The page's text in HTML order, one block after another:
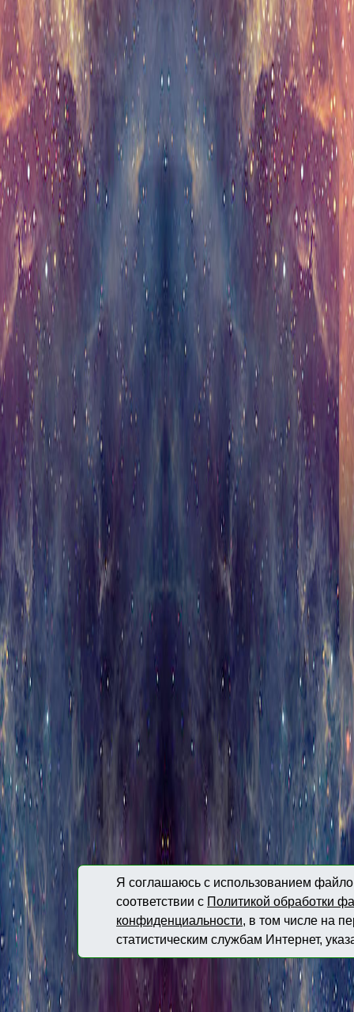
Я соглашаюсь с использованием
соответствии с Политикой обработки
конфиденциальности, в том числе на
статистическим службам Интернет,